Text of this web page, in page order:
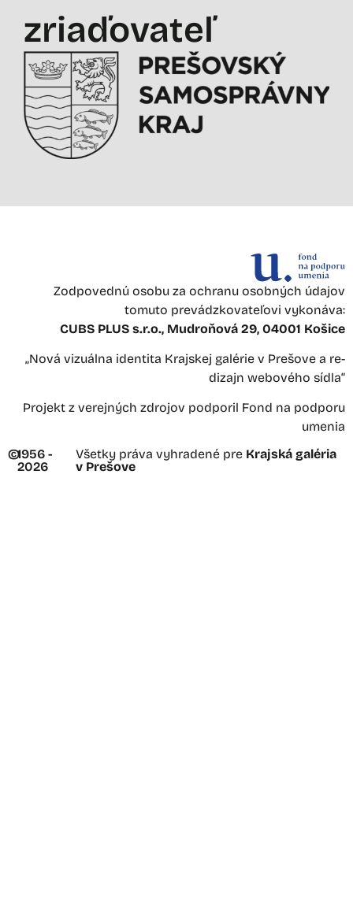
zriaďovateľ
Zodpovednú osobu za ochranu osobných údajov
tomuto prevádzkovateľovi vykonáva:
CUBS PLUS s.r.o., Mudroňová 29, 04001 Košice
„Nová vizuálna identita Krajskej galérie v Prešove a re-
dizajn webového sídla“
Projekt z verejných zdrojov podporil Fond na podporu
umenia
©1956 -
2026
Všetky práva vyhradené pre Krajská galéria
v Prešove